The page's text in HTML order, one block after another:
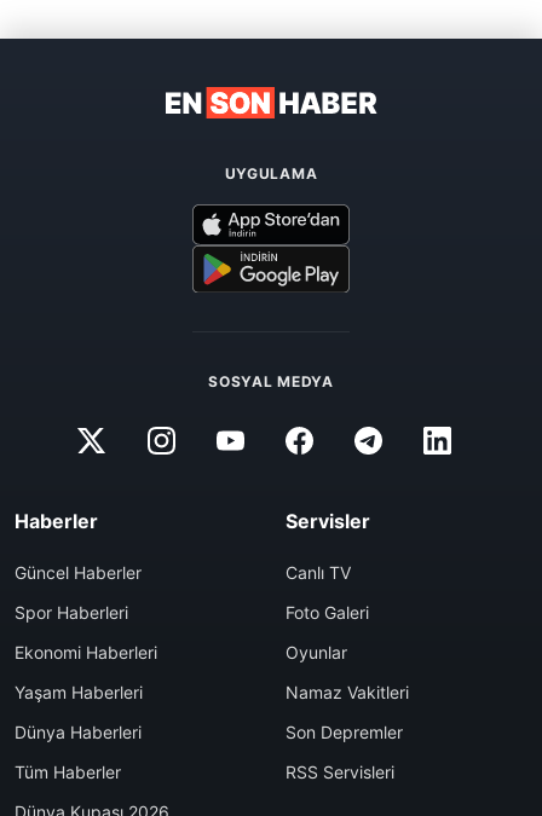
UYGULAMA
SOSYAL MEDYA
Haberler
Güncel Haberler
Spor Haberleri
Ekonomi Haberleri
Yaşam Haberleri
Dünya Haberleri
Tüm Haberler
Dünya Kupası 2026
Servisler
Canlı TV
Foto Galeri
Oyunlar
Namaz Vakitleri
Son Depremler
RSS Servisleri